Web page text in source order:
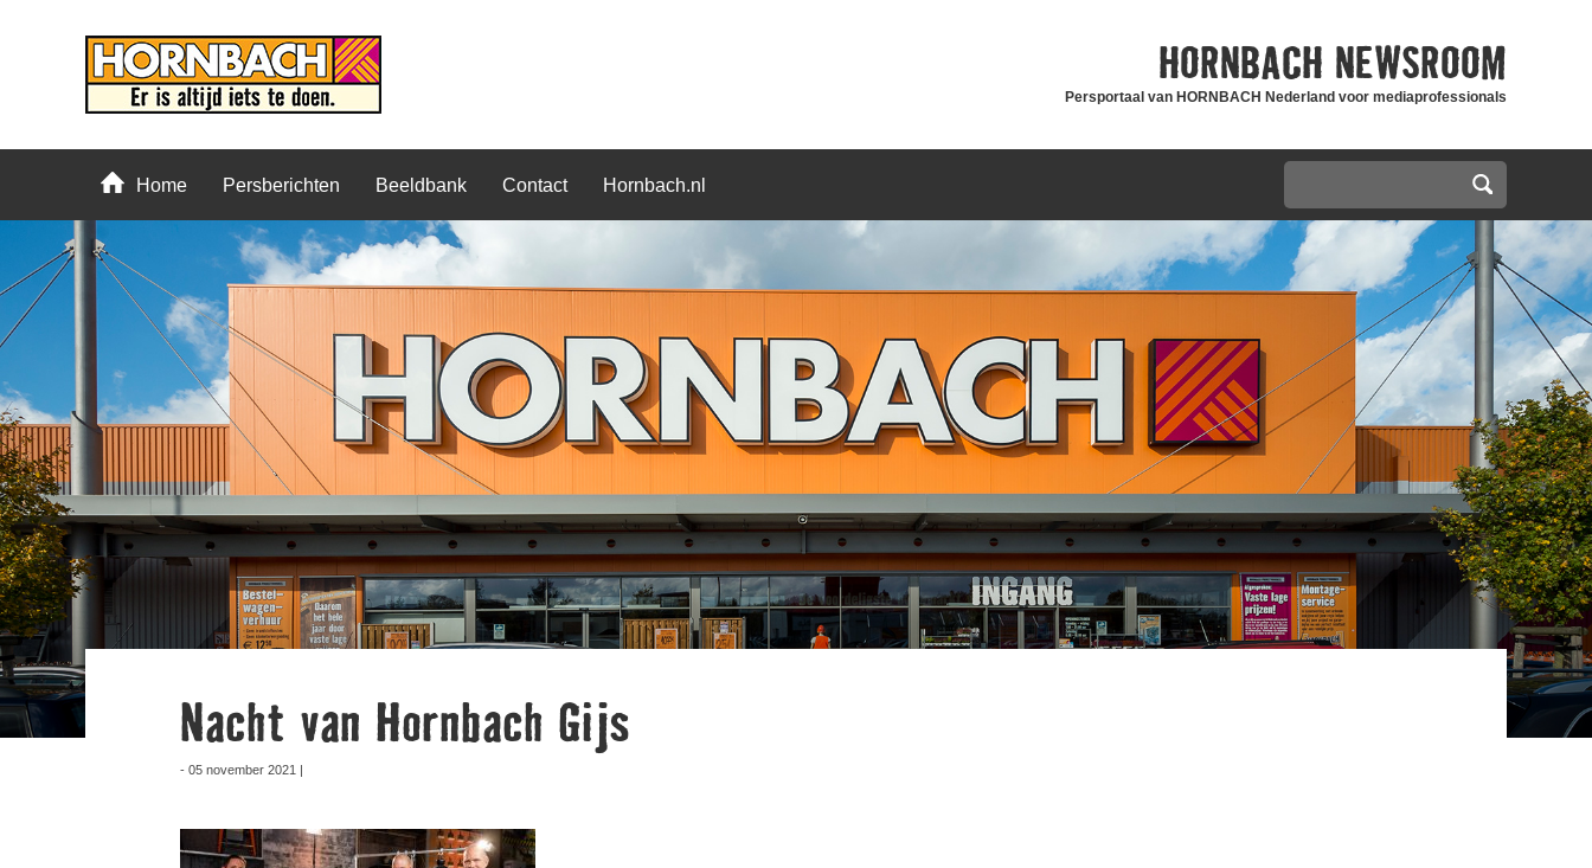
HORNBACH NEWSROOM
Persportaal van HORNBACH Nederland voor mediaprofessionals
Home Persberichten Beeldbank Contact Hornbach.nl
Nacht van Hornbach Gijs
- 05 november 2021 |